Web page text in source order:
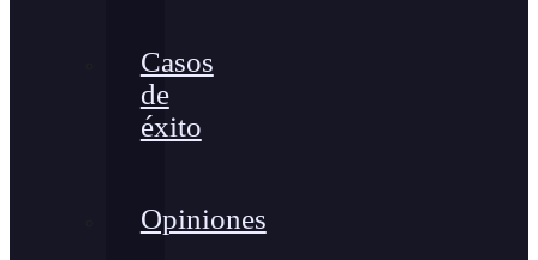
Casos
de
éxito
Opiniones